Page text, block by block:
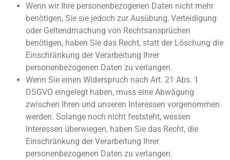
Wenn wir Ihre personenbezogenen Daten nicht mehr
benötigen, Sie sie jedoch zur Ausübung, Verteidigung
oder Geltendmachung von Rechtsansprüchen
benötigen, haben Sie das Recht, statt der Löschung die
Einschränkung der Verarbeitung Ihrer
personenbezogenen Daten zu verlangen.
Wenn Sie einen Widerspruch nach Art. 21 Abs. 1
DSGVO eingelegt haben, muss eine Abwägung
zwischen Ihren und unseren Interessen vorgenommen
werden. Solange noch nicht feststeht, wessen
Interessen überwiegen, haben Sie das Recht, die
Einschränkung der Verarbeitung Ihrer
personenbezogenen Daten zu verlangen.